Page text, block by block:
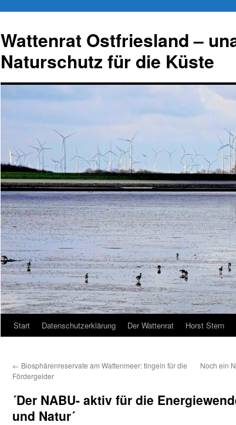
springen
Wattenrat Ostfriesland –
Naturschutz für die Küste
Start Datenschutzerklärung Der Wattenrat Horst Stern
← Biosphärenreservate am Wattenmeer: tingeln für die
Fördergelder
Noch ein
´Der NABU- aktiv für die
und Natur´